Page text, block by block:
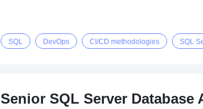
SQL DevOps CI/CD methodologies SQL
Senior SQL Server